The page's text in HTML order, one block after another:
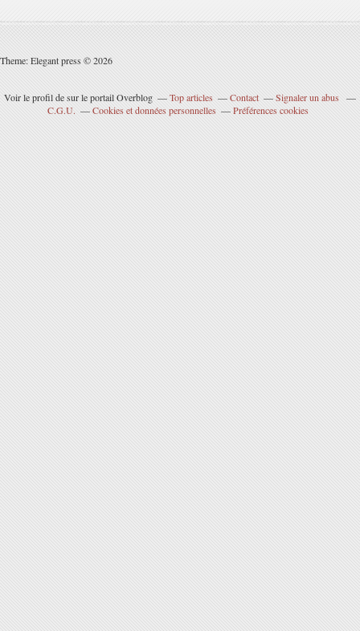
Theme: Elegant press © 2026
Voir le profil desur le portail Overblog Top articles Contact
Signaler un abus
C.G.U.
Cookies et données personnelles Préférences cookies